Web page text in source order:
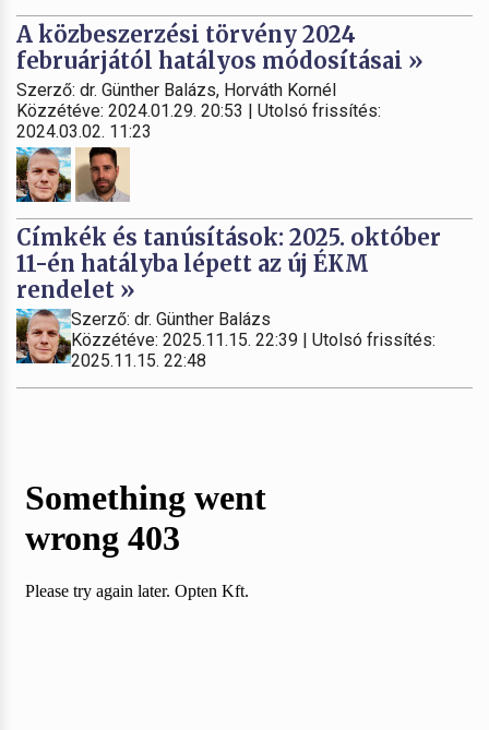
A közbeszerzési törvény 2024
februárjától hatályos módosításai »
Szerző: dr. Günther Balázs, Horváth Kornél
Közzétéve: 2024.01.29. 20:53 | Utolsó frissítés:
2024.03.02. 11:23
Címkék és tanúsítások: 2025. október
11-én hatályba lépett az új ÉKM
rendelet »
Szerző: dr. Günther Balázs
Közzétéve: 2025.11.15. 22:39 | Utolsó frissítés:
2025.11.15. 22:48